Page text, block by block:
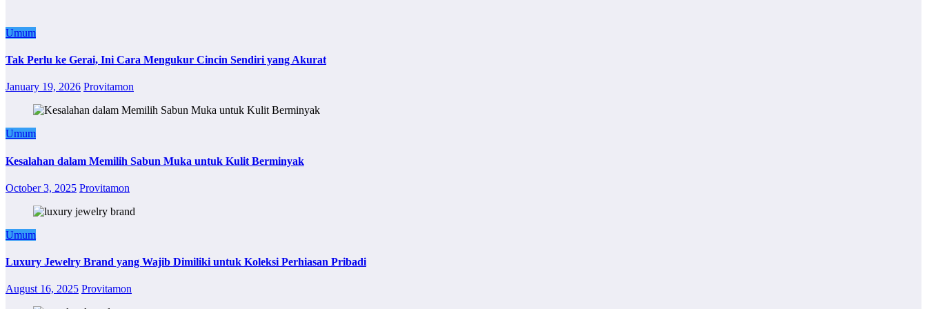
Umum
Tak Perlu ke Gerai, Ini Cara Mengukur Cincin Sendiri yang Akurat
January 19, 2026 Provitamon
Umum
Kesalahan dalam Memilih Sabun Muka untuk Kulit Berminyak
October 3, 2025 Provitamon
Umum
Luxury Jewelry Brand yang Wajib Dimiliki untuk Koleksi Perhiasan Pribadi
August 16, 2025 Provitamon